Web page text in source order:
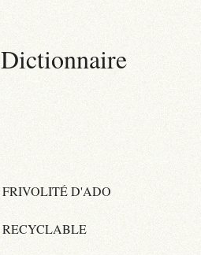
Dictionnaire
FRIVOLITÉ D'ADO
RECYCLABLE